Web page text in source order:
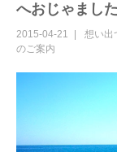
へおじゃました
2015-04-21 想い出
のご案内